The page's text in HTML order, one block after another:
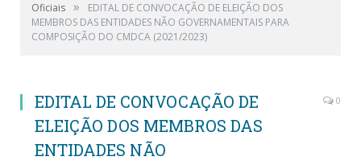
Oficiais »
EDITAL DE CONVOCAÇÃO DE ELEIÇÃO DOS
MEMBROS DAS ENTIDADES NÃO GOVERNAMENTAIS PARA
COMPOSIÇÃO DO CMDCA (2021/2023)
EDITAL DE CONVOCAÇÃO DE
ELEIÇÃO DOS MEMBROS DAS
ENTIDADES NÃO
0